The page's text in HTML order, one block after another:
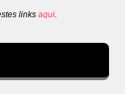
links aqui.